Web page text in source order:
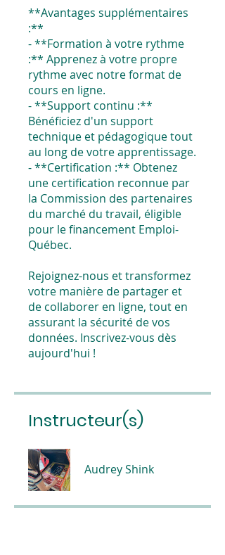
**Avantages supplémentaires
:**
- **Formation à votre rythme
:** Apprenez à votre propre
rythme avec notre format de
cours en ligne.
- **Support continu :**
Bénéficiez d'un support
technique et pédagogique tout
au long de votre apprentissage.
- **Certification :** Obtenez
une certification reconnue par
la Commission des partenaires
du marché du travail, éligible
pour le financement Emploi-
Québec.
Rejoignez-nous et transformez
votre manière de partager et
de collaborer en ligne, tout en
assurant la sécurité de vos
données. Inscrivez-vous dès
aujourd'hui !
Instructeur(s)
Audrey Shink